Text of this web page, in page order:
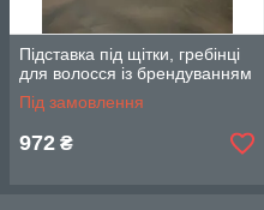
Підставка під щітки, гребінці
для волосся із брендуванням
Під замовлення
972 ₴